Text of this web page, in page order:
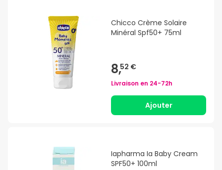
Chicco Crème Solaire
Minéral Spf50+ 75ml
8,52 €
Livraison en 24-72h
Ajouter
Iapharma Ia Baby Cream
SPF50+ 100ml